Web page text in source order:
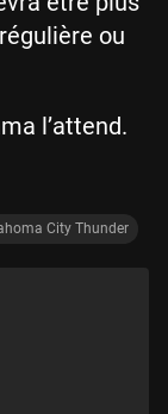
ou
l’attend.
City Thunder